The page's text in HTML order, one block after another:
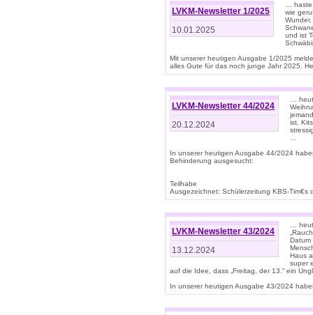
LVKM-Newsletter 1/2025
10.01.2025
…
wie
und ist
Mit unserer heutigen Ausgabe 1/2025
alles Gute für das noch junge Jahr 2025.
LVKM-Newsletter 44/2024
20.12.2024
…
ist.
In unserer heutigen Ausgabe 44/2024
Behinderung ausgesucht:
Teilhabe
Ausgezeichnet: Schülerzeitung KBS-Tim€s
LVKM-Newsletter 43/2024
13.12.2024
…
Datum
Haus
super
auf die Idee, dass „Freitag, der 13.“ ein
In unserer heutigen Ausgabe 43/2024